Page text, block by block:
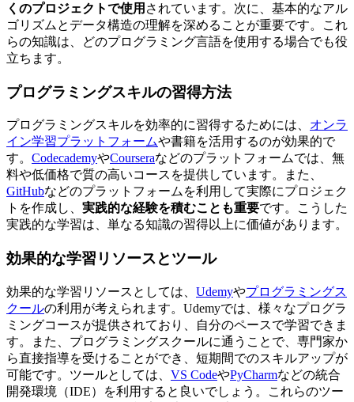
くのプロジェクトで使用 されています。次に、基本的なアル
ゴリズムとデータ構造の理解を深めることが重要です。これ
らの知識は、どのプログラミング言語を使用する場合でも役
立ちます。
プログラミングスキルの習得方法
プログラミングスキルを効率的に習得するためには、 オンラ
イン学習プラットフォームや書籍を活用するのが効果的で
す。 CodecademyやCourseraなどのプラットフォームでは、無
料や低価格で質の高いコースを提供しています。また、
GitHubなどのプラットフォームを利用して実際にプロジェク
トを作成し、 実践的な経験を積むことも重要です。こうした
実践的な学習は、単なる知識の習得以上に価値があります。
効果的な学習リソースとツール
効果的な学習リソースとしては、 Udemyやプログラミングス
クールの利用が考えられます。Udemyでは、様々なプログラ
ミングコースが提供されており、自分のペースで学習できま
す。また、プログラミングスクールに通うことで、 専門家か
ら直接指導を受けることができ、短期間でのスキルアップが
可能です。ツールとしては、 VS CodeやPyCharmなどの統合
開発環境（IDE）を利用すると良いでしょう。これらのツー